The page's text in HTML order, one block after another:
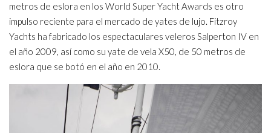
metros de eslora en los World Super Yacht Awards es otro
impulso reciente para el mercado de yates de lujo. Fitzroy
Yachts ha fabricado los espectaculares veleros Salperton IV en
el año 2009, así como su yate de vela X50, de 50 metros de
eslora que se botó en el año en 2010.